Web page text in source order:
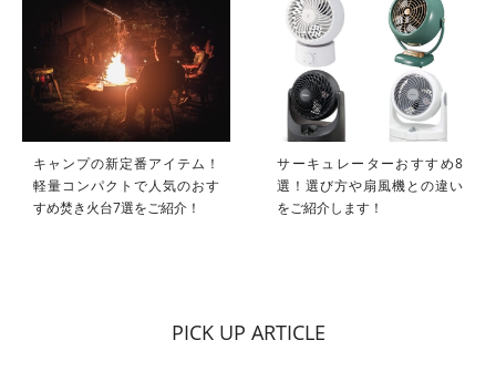
キャンプの新定番アイテム！
軽量コンパクトで人気のおす
すめ焚き火台7選をご紹介！
サーキュレーターおすすめ8
選！選び方や扇風機との違い
をご紹介します！
PICK UP ARTICLE